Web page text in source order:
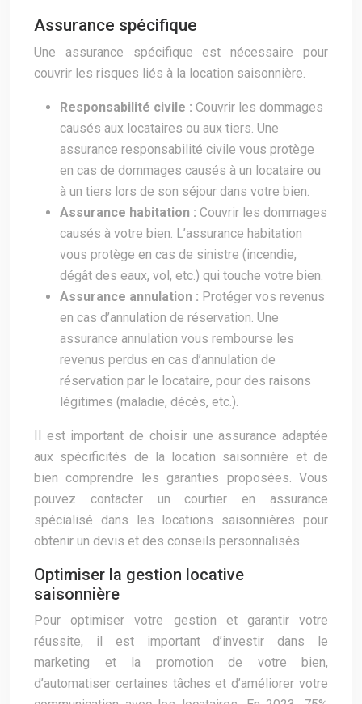
Assurance spécifique
Une assurance spécifique est nécessaire pour
couvrir les risques liés à la location saisonnière.
Responsabilité civile : Couvrir les dommages
causés aux locataires ou aux tiers. Une
assurance responsabilité civile vous protège
en cas de dommages causés à un locataire ou
à un tiers lors de son séjour dans votre bien.
Assurance habitation : Couvrir les dommages
causés à votre bien. L’assurance habitation
vous protège en cas de sinistre (incendie,
dégât des eaux, vol, etc.) qui touche votre bien.
Assurance annulation : Protéger vos revenus
en cas d’annulation de réservation. Une
assurance annulation vous rembourse les
revenus perdus en cas d’annulation de
réservation par le locataire, pour des raisons
légitimes (maladie, décès, etc.).
Il est important de choisir une assurance adaptée
aux spécificités de la location saisonnière et de
bien comprendre les garanties proposées. Vous
pouvez contacter un courtier en assurance
spécialisé dans les locations saisonnières pour
obtenir un devis et des conseils personnalisés.
Optimiser la gestion locative
saisonnière
Pour optimiser votre gestion et garantir votre
réussite, il est important d’investir dans le
marketing et la promotion de votre bien,
d’automatiser certaines tâches et d’améliorer votre